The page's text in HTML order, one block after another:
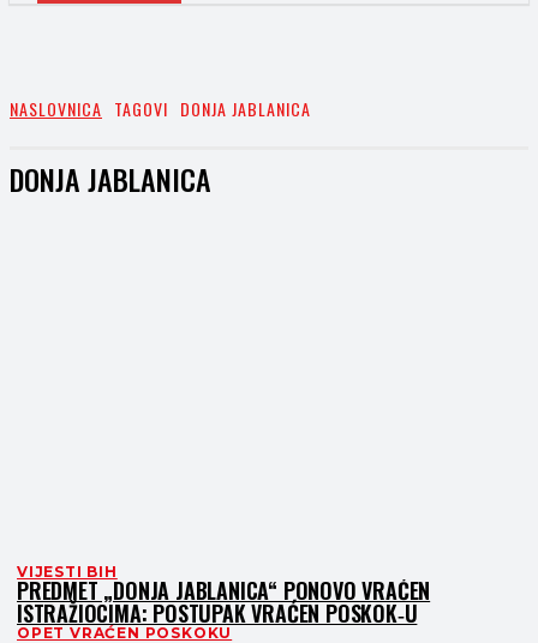
NASLOVNICA TAGOVI DONJA JABLANICA
DONJA JABLANICA
VIJESTI BIH
PREDMET „DONJA JABLANICA“ PONOVO VRAĆEN
ISTRAŽIOCIMA: POSTUPAK VRAĆEN POSKOK‑U
OPET VRAĆEN POSKOKU